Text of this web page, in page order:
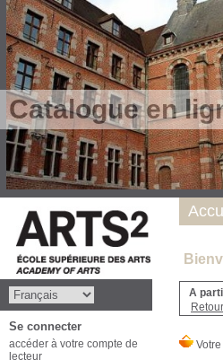
Catalogue en
A
Se connecter
accéder à votre compte de
lecteur